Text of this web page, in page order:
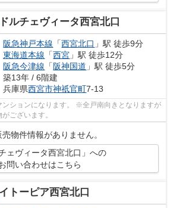
ドルチェヴィータ西宮北口
阪急神戸本線 「西宮北口 」駅 徒歩9分
東海道本線 「西宮 」駅 徒歩12分
阪急今津線 「阪神国道 」駅 徒歩5分
築13年 / 6階建
兵庫県西宮市神祇官町7-13
ンションになります。 ※全戸南向きとなりますが
ございます。
物件情報がありません。
チェヴィータ西宮北口」への
問い合わせはこちら
イトーピア西宮北口